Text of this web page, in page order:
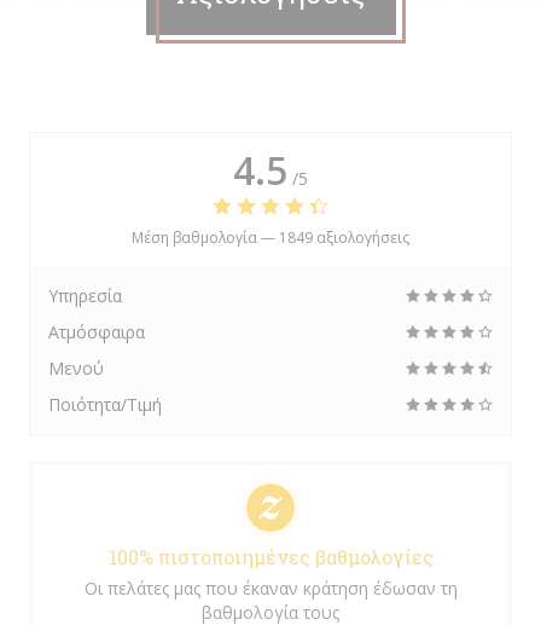
4.5 /5
Μέση βαθμολογία — 1849 αξιολογήσεις
Υπηρεσία
Ατμόσφαιρα
Μενού
Ποιότητα/Τιμή
100% πιστοποιημένες βαθμολογίες
Οι πελάτες μας που έκαναν κράτηση έδωσαν τη
βαθμολογία τους